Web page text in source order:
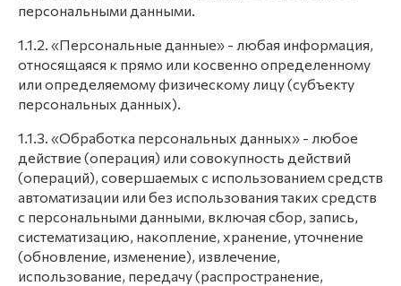
персональными данными.
1.1.2. «Персональные данные» - любая информация,
относящаяся к прямо или косвенно определенному
или определяемому физическому лицу (субъекту
персональных данных).
1.1.3. «Обработка персональных данных» - любое
действие (операция) или совокупность действий
(операций), совершаемых с использованием средств
автоматизации или без использования таких средств
с персональными данными, включая сбор, запись,
систематизацию, накопление, хранение, уточнение
(обновление, изменение), извлечение,
использование, передачу (распространение,